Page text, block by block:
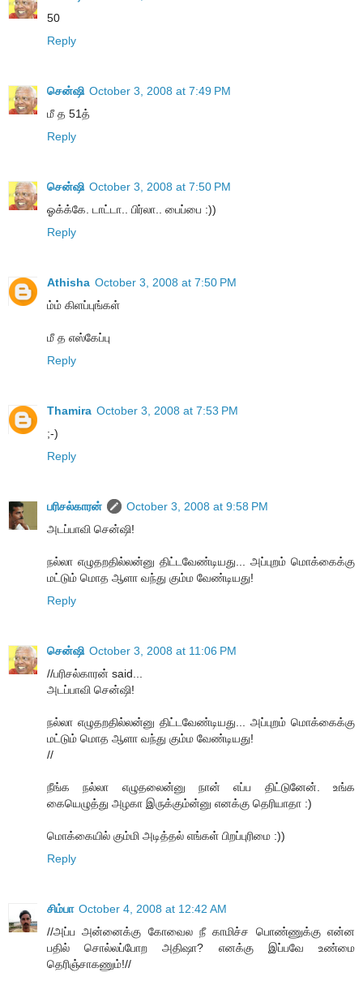
50
Reply
சென்ஷி October 3, 2008 at 7:49 PM
மீ த 51த்
Reply
சென்ஷி October 3, 2008 at 7:50 PM
ஓக்க்கே. டாட்டா.. பிர்லா.. பைப்பை :))
Reply
Athisha October 3, 2008 at 7:50 PM
ம்ம் கிளப்புங்கள்
மீ த எஸ்கேப்பு
Reply
Thamira October 3, 2008 at 7:53 PM
;-)
Reply
பரிசல்காரன்
October 3, 2008 at 9:58 PM
அடப்பாவி சென்ஷி!
நல்லா எழுதறதில்லன்னு திட்டவேண்டியது... அப்புறம் மொக்கைக்கு
மட்டும் மொத ஆளா வந்து கும்ம வேண்டியது!
Reply
சென்ஷி October 3, 2008 at 11:06 PM
//பரிசல்காரன் said...
அடப்பாவி சென்ஷி!
நல்லா எழுதறதில்லன்னு திட்டவேண்டியது... அப்புறம் மொக்கைக்கு
மட்டும் மொத ஆளா வந்து கும்ம வேண்டியது!
//
நீங்க நல்லா எழுதலைன்னு நான் எப்ப திட்டுனேன். உங்க
கையெழுத்து அழகா இருக்கும்ன்னு எனக்கு தெரியாதா :)
மொக்கையில் கும்மி அடித்தல் எங்கள் பிறப்புரிமை :))
Reply
சிம்பா October 4, 2008 at 12:42 AM
//அப்ப அன்னைக்கு கோவைல நீ காமிச்ச பொண்ணுக்கு என்ன
பதில் சொல்லப்போற அதிஷா? எனக்கு இப்பவே உண்மை
தெரிஞ்சாகணும்!//